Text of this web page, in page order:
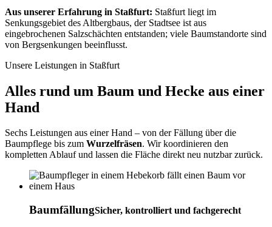
Aus unserer Erfahrung in Staßfurt: Staßfurt liegt im
Senkungsgebiet des Altbergbaus, der Stadtsee ist aus
eingebrochenen Salzschächten entstanden; viele Baumstandorte sind
von Bergsenkungen beeinflusst.
Unsere Leistungen in Staßfurt
Alles rund um Baum und Hecke aus einer
Hand
Sechs Leistungen aus einer Hand – von der Fällung über die
Baumpflege bis zum Wurzelfräsen. Wir koordinieren den
kompletten Ablauf und lassen die Fläche direkt neu nutzbar zurück.
BaumfällungSicher, kontrolliert und fachgerecht